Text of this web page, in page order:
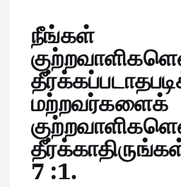
நீங்கள்
மற்றவர்களைக்
7 :1.